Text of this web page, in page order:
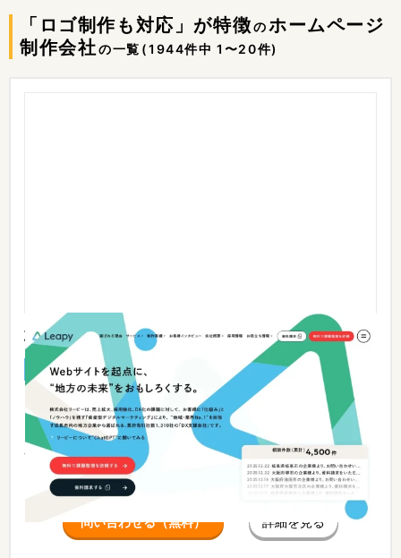
「ロゴ制作も対応」が特徴のホームページ
制作会社の一覧 (1944件中 1〜20件)
株式会社リーピー
実績あり
料金あり
↓ぜひコーポレートサイトよりお問合せください↓
https://leapy.jp/ 株式会社リーピーは、企業の成長に必要な
「売上向上」と「採用強化」を伴走支援するWEB制作会社で
す。（創業13年で取引社数は【全国1,310社】以上） コーポレ
ートサイトをはじめ、サービスサイト、ECサイ...続きを見る
問い合わせる（無料） 詳細を見る